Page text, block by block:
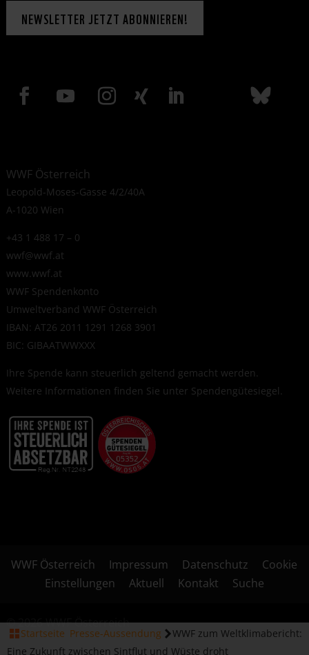
NEWSLETTER JETZT ABONNIEREN!
WWF Österreich
Leopold-Moses-Gasse 4/2/40A
A-1020 Wien
+43 1 488 17 – 0
wwf@wwf.at
www.wwf.at
WWF Spendenkonto
Umweltverband WWF Österreich
IBAN: AT26 2011 1291 1268 3901
BIC: GIBAATWWXXX
Ihre Spende kann steuerlich geltend gemacht werden.
Weitere Informationen finden Sie unter Spendengütesiegel.
WWF Österreich Impressum Datenschutz
Cookie
Einstellungen
Aktuell Kontakt Suche
© 2026 WWF Österreich
Startseite Presse-Aussendung
WWF zum Weltklimabericht:
Eine Zukunft zwischen Sintflut und Wüste droht